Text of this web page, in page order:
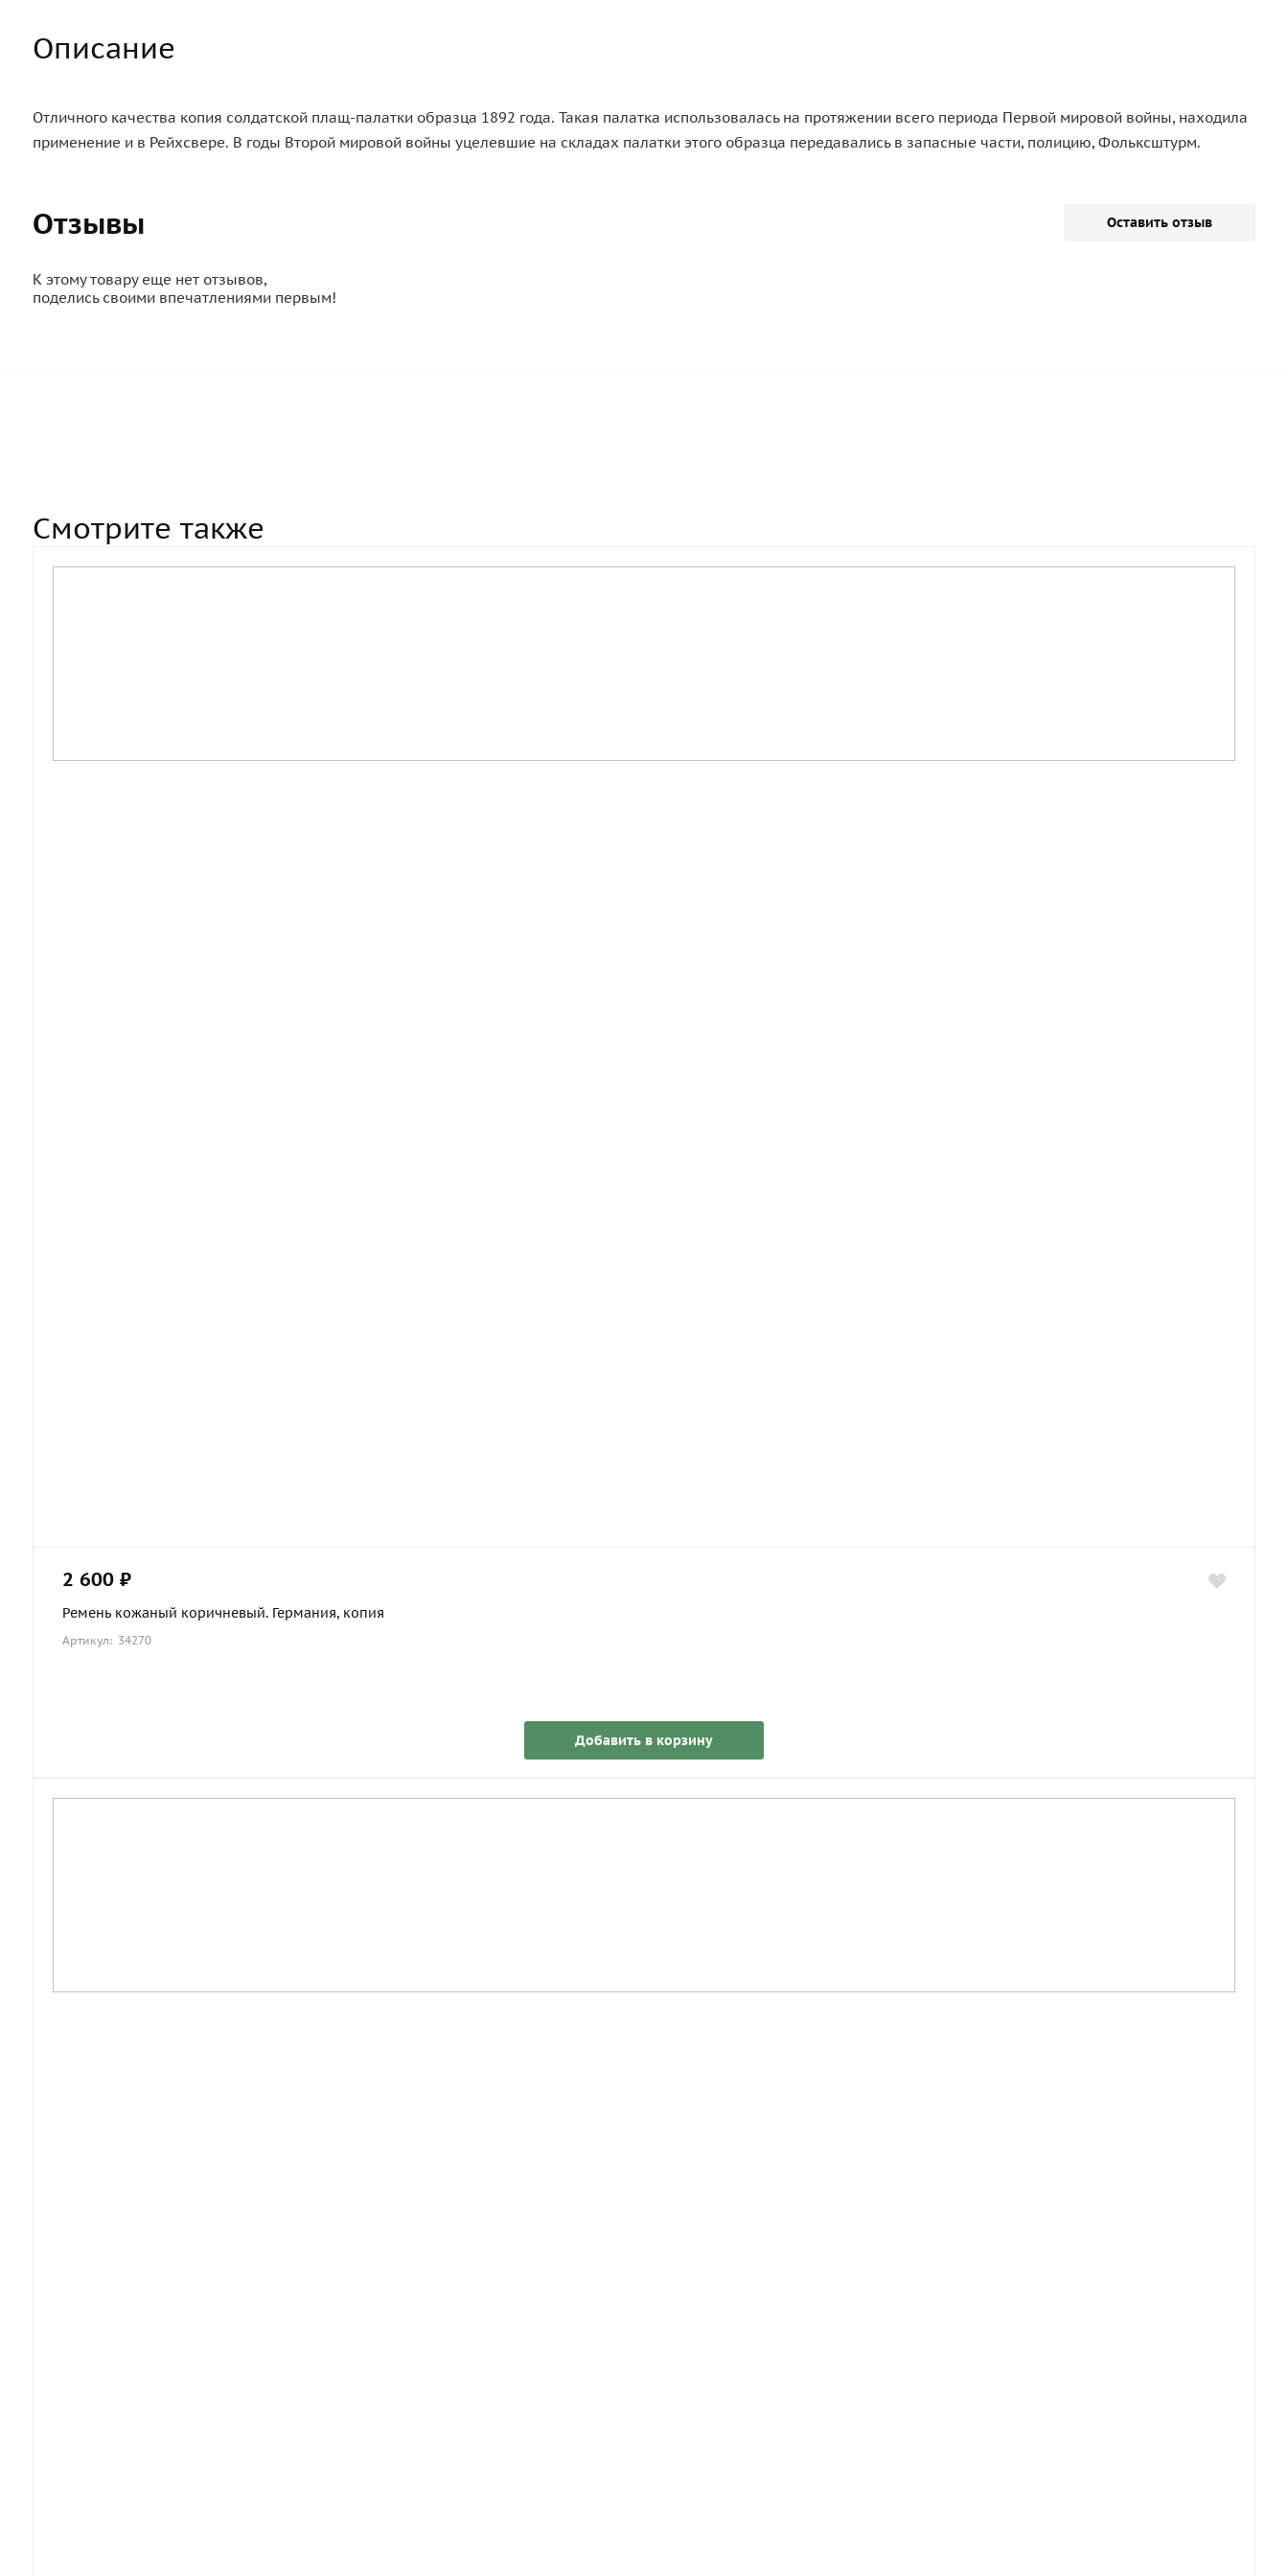
Описание
Отличного качества копия солдатской плащ-палатки образца 1892 года. Такая палатка использовалась на протяжении всего периода Первой мировой войны, находила
применение и в Рейхсвере. В годы Второй мировой войны уцелевшие на складах палатки этого образца передавались в запасные части, полицию, Фольксштурм.
Отзывы Оставить отзыв
К этому товару еще нет отзывов,
поделись своими впечатлениями первым!
Смотрите также
2 600 ₽
Ремень кожаный коричневый. Германия, копия
Артикул: 34270
Добавить в корзину